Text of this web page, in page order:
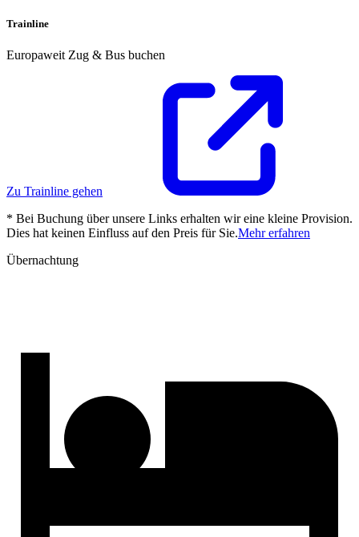
Trainline
Europaweit Zug & Bus buchen
Zu Trainline gehen
* Bei Buchung über unsere Links erhalten wir eine kleine Provision.
Dies hat keinen Einfluss auf den Preis für Sie.Mehr erfahren
Übernachtung